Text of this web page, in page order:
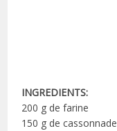
INGREDIENTS:
200 g de farine
150 g de cassonnade